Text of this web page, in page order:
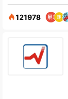
121978